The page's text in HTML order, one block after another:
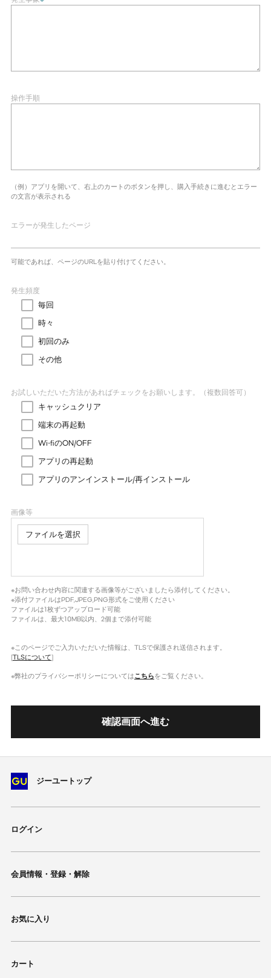
操作手順
（例）アプリを開いて、右上のカートのボタンを押し、購入手続きに進むとエラー
の文言が表示される
エラーが発生したページ
可能であれば、ページのURLを貼り付けてください。
発生頻度
毎回
時々
初回のみ
その他
お試しいただいた方法があればチェックをお願いします。 （複数回答可）
キャッシュクリア
端末の再起動
Wi-fiのON/OFF
アプリの再起動
アプリのアンインストール/再インストール
画像等
ファイルを選択
※お問い合わせ内容に関連する画像等がございましたら添付してください。
※添付ファイルはPDF,JPEG,PNG形式をご使用ください
ファイルは1枚ずつアップロード可能
ファイルは、最大10MB以内、2個まで添付可能
※このページでご入力いただいた情報は、TLSで保護され送信されます。
[TLSについて]
※弊社のプライバシーポリシーについてはこちらをご覧ください。
確認画面へ進む
ジーユートップ
ログイン
会員情報・登録・解除
お気に入り
カート